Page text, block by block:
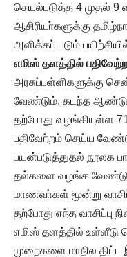
செயல்படுத்த 4 முதல் 9
ஆசிரியா்களுக்கு
அளிக்கப் படும்
எமிஸ் தளத்தில்
அரசுப்பள்ளிகளுக்கு
வேண்டும். கடந்த ஆண்டு
தற்போது வழங்கியுள்ள
பதிவேற்றம் செய்ய
பயன்படுத்துதல் நூலக
தல்களை வழங்க
மாணவா்கள் மூன்று
தற்போது எந்த
எமிஸ் தளத்தில் உள்ளீடு
முறைகளை மாநில